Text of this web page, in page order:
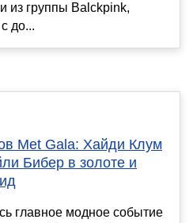
из группы Balckpink,
до...
Met Gala: Хайди Клум
Бибер в золоте и
главное модное событие